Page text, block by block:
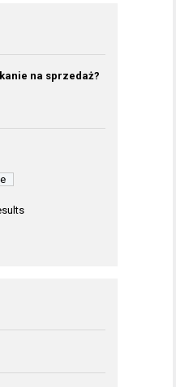
na sprzedaż?